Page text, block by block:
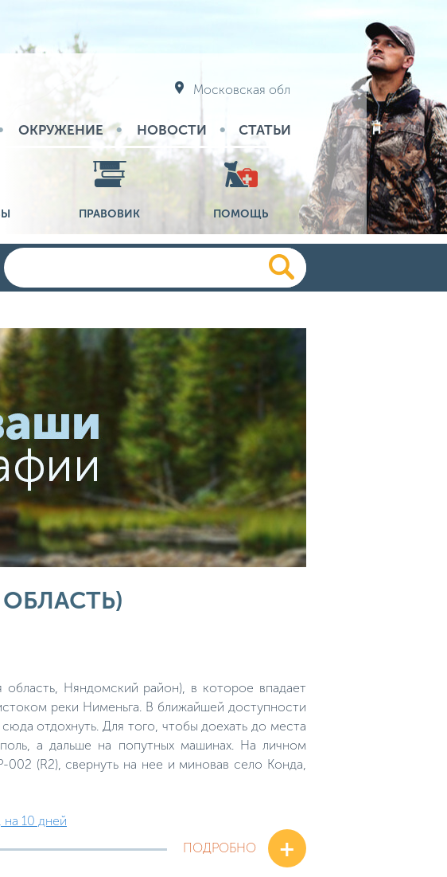
Московская обл
ОКРУЖЕНИЕ НОВОСТИ СТАТЬИ
ПРАВОВИК ПОМОЩЬ
область, Няндомский район), в которое впадает
реки Нименьга. В ближайшей доступности
отдохнуть. Для того, чтобы доехать до места
а дальше на попутных машинах. На личном
(R2), свернуть на нее и миновав село Конда,
на 10 дней
ПОДРОБНО
+